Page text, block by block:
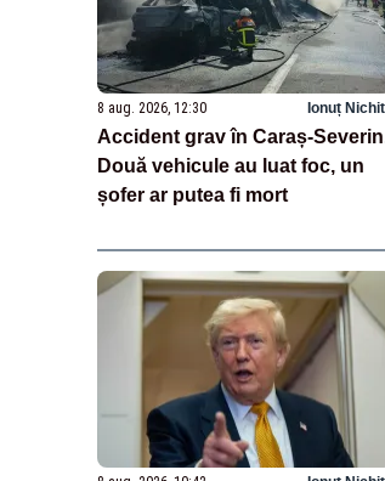
8 aug. 2026, 12:30 Ionuț
Accident grav în Caraș-
Două vehicule au luat foc, un
șofer ar putea fi mort